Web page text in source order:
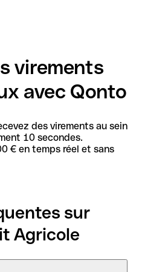
virements
avec Qonto
des virements au sein
10 secondes.
€ en temps réel et sans
sur
Agricole